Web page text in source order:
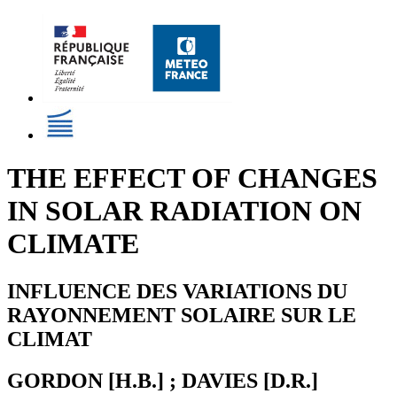
THE EFFECT OF CHANGES
IN SOLAR RADIATION ON
CLIMATE
INFLUENCE DES VARIATIONS DU
RAYONNEMENT SOLAIRE SUR LE
CLIMAT
GORDON [H.B.] ; DAVIES [D.R.]